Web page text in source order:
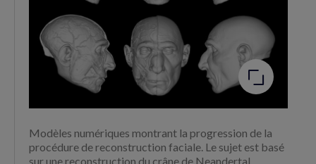
Agrandir
l'image
Modèles numériques montrant la progression de la
procédure de reconstruction faciale. Le sujet est basé
sur une reconstruction du crâne de Neandertal